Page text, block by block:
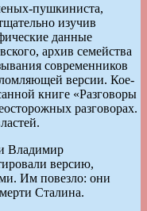
пушкиниста,
изучив
данные
архив семейства
современников
версии. Кое-
книге «Разговоры
разговорах.
Владимир
версию,
Им повезло: они
Сталина.